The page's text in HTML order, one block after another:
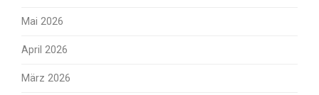
Mai 2026
April 2026
März 2026